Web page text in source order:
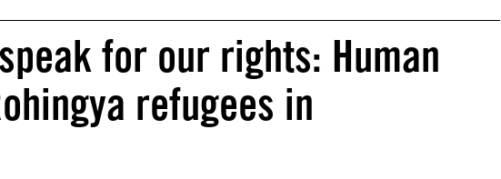
for our rights: Human
refugees in